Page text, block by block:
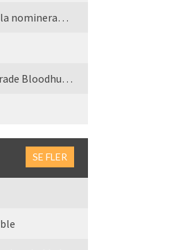
Nordic Game Awards 2026 – Alla nominerade spel
Idag stänger Vampire Masquerade Bloodhunt servrarna
SE FLER